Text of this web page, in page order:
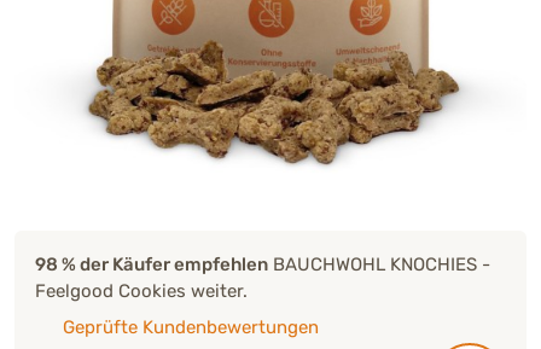
98 % der Käufer empfehlen BAUCHWOHL KNOCHIES -
Feelgood Cookies weiter.
Geprüfte Kundenbewertungen